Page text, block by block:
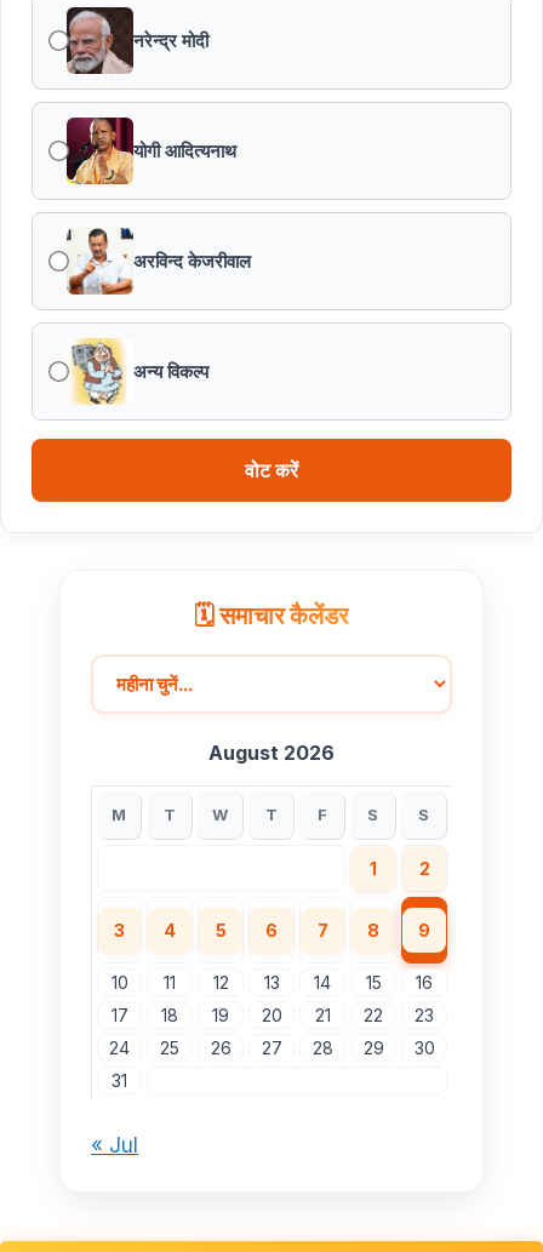
नरेन्द्र मोदी
योगी आदित्यनाथ
अरविन्द केजरीवाल
अन्य विकल्प
वोट करें
🗓️ समाचार कैलेंडर
August 2026
M T W T F S S
1 2
3 4 5 6 7 8 9
10 11 12 13 14 15
16
17
18 19 20 21 22
23
24
25 26 27 28 29
30
31
« Jul